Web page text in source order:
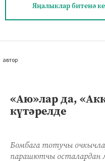
Яңалыклар битенә
автор
«Аю»лар да,
күтәрелде
Бомбага тотучы
парашютчы осталардан